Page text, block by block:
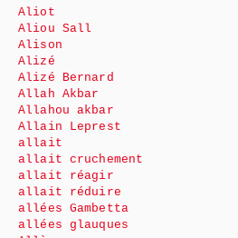
Aliot
Aliou Sall
Alison
Alizé
Alizé Bernard
Allah Akbar
Allahou akbar
Allain Leprest
allait
allait cruchement
allait réagir
allait réduire
allées Gambetta
allées glauques